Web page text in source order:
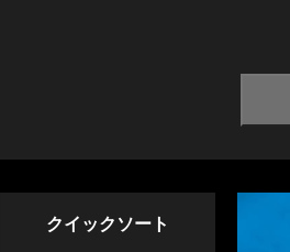
クイックソート